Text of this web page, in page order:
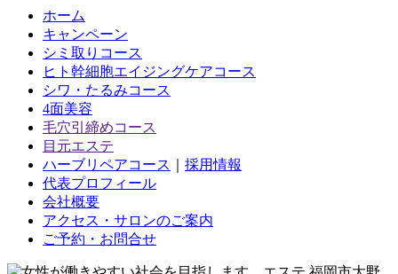
ホーム
キャンペーン
シミ取りコース
ヒト幹細胞エイジングケアコース
シワ・たるみコース
4面美容
毛穴引締めコース
目元エステ
ハーブリペアコース
採用情報
代表プロフィール
会社概要
アクセス・サロンのご案内
ご予約・お問合せ